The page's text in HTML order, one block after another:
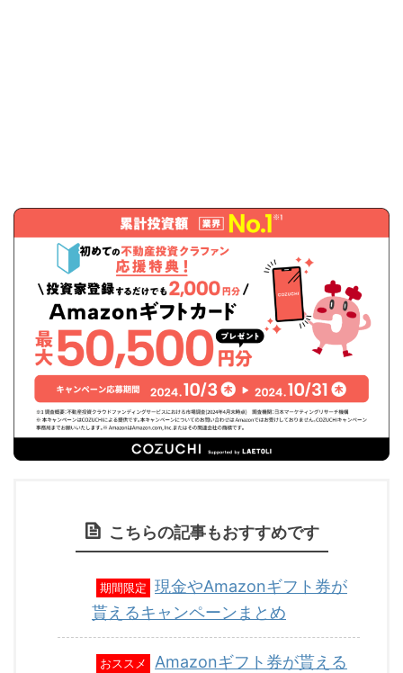
こちらの記事もおすすめです
期間限定
現金やAmazonギフト券が
貰えるキャンペーンまとめ
おススメ Amazonギフト券が貰える